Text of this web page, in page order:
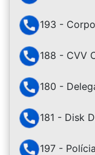
193 -
188 - CVV
180 -
181 - Disk
197 -